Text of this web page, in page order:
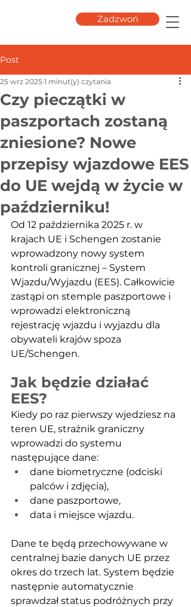
Zadzwoń
Post
Czy pieczątki w
paszportach zostaną
zniesione? Nowe
przepisy wjazdowe EES
do UE wejdą w życie w
październiku!
25 wrz 2025 1 minut(y) czytania
Od 12 października 2025 r. w
krajach UE i Schengen zostanie
wprowadzony nowy system
kontroli granicznej – System
Wjazdu/Wyjazdu (EES). Całkowicie
zastąpi on stemple paszportowe i
wprowadzi elektroniczną
rejestrację wjazdu i wyjazdu dla
obywateli krajów spoza
UE/Schengen.
Jak będzie działać
EES?
Kiedy po raz pierwszy wjedziesz na
teren UE, strażnik graniczny
wprowadzi do systemu
następujące dane:
dane biometryczne (odciski
palców i zdjęcia),
dane paszportowe,
data i miejsce wjazdu.
Dane te będą przechowywane w
centralnej bazie danych UE przez
okres do trzech lat. System będzie
następnie automatycznie
sprawdzał status podróżnych przy